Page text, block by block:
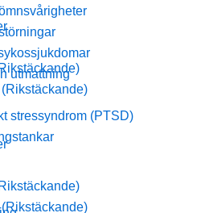
utmattning
stressyndrom (PTSD)